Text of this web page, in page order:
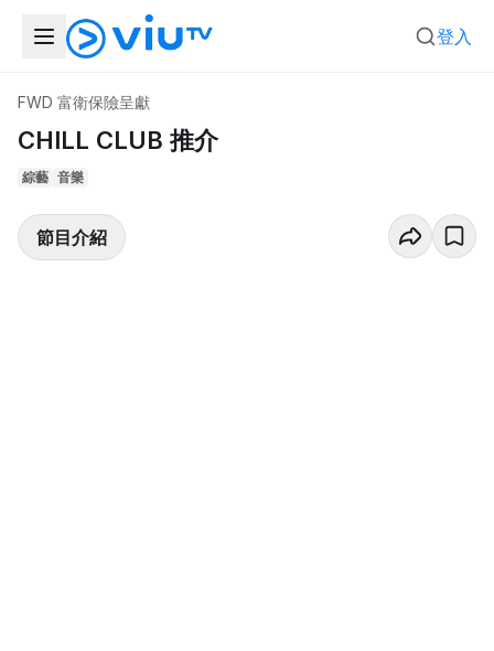
登入
FWD 富衛保險呈獻
CHILL CLUB 推介
綜藝 音樂
節目介紹